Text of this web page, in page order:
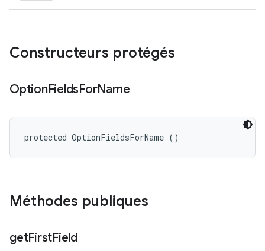
Constructeurs protégés
OptionFieldsForName
protected OptionFieldsForName ()
Méthodes publiques
getFirstField